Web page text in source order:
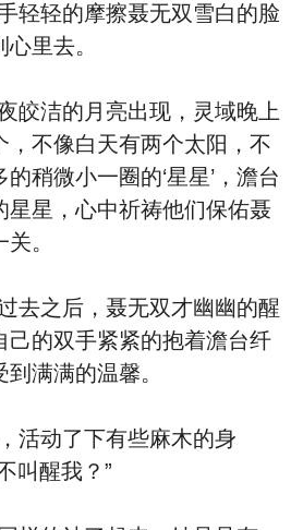
轻的摩擦聂无双雪白的脸
里去。
洁的月亮出现，灵域晚上
，不像白天有两个太阳，不
稍微小一圈的‘星星’，澹台
星星，心中祈祷他们保佑聂
。
之后，聂无双才幽幽的醒
己的双手紧紧的抱着澹台纤
满满的温馨。
动了下有些麻木的身
叫醒我？”